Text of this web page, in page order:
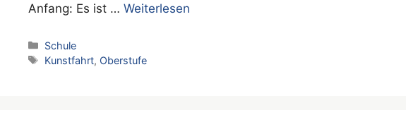
Anfang: Es ist … Weiterlesen
Kategorien
Schule
Schlagwörter
Kunstfahrt, Oberstufe